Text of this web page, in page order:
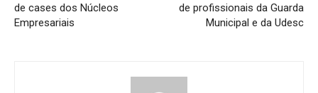
de cases dos Núcleos
Empresariais
de profissionais da Guarda
Municipal e da Udesc